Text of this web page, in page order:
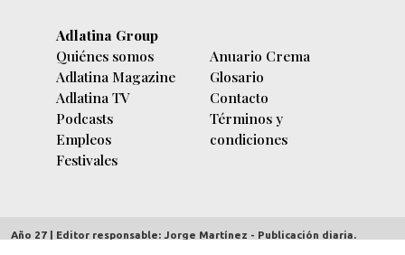
Adlatina Group
Quiénes somos
Adlatina Magazine
Adlatina TV
Podcasts
Empleos
Festivales
Anuario Crema
Glosario
Contacto
Términos y
condiciones
Año 27 | Editor responsable: Jorge Martínez - Publicación diaria.